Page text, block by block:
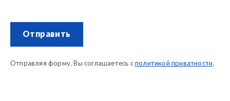
Отправить
Отправляя форму, Вы соглашаетесь с политикой приватности.